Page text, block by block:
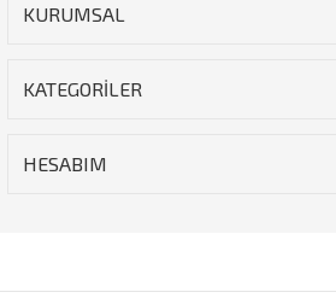
KURUMSAL
KATEGORİLER
HESABIM